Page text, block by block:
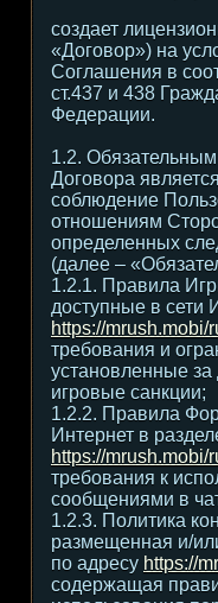
создает
«Договор») на
Соглашения в
ст.437 и 438
Федерации.
1.2.
Договора
соблюдение
отношениям
определенных
(далее –
1.2.1. Правила
доступные в сети
https://mrush.mobi/
требования и
установленные
игровые санкции;
1.2.2. Правила
Интернет в
https://mrush.mobi/
требования к
сообщениями в
1.2.3. Политика
размещенная и/
по адресу https://
содержащая